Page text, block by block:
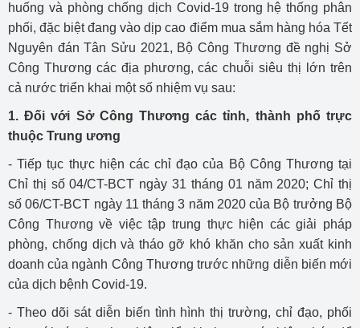
huống và phòng chống dịch Covid-19 trong hệ thống phân
phối, đặc biệt đang vào dịp cao điểm mua sắm hàng hóa Tết
Nguyên đán Tân Sửu 2021, Bộ Công Thương đề nghị Sở
Công Thương các địa phương, các chuỗi siêu thị lớn trên
cả nước triển khai một số nhiệm vụ sau:
1. Đối với Sở Công Thương các tỉnh, thành phố trực
thuộc Trung ương
- Tiếp tục thực hiện các chỉ đạo của Bộ Công Thương tại
Chỉ thị số 04/CT-BCT ngày 31 tháng 01 năm 2020; Chỉ thị
số 06/CT-BCT ngày 11 tháng 3 năm 2020 của Bộ trưởng Bộ
Công Thương về việc tập trung thực hiện các giải pháp
phòng, chống dịch và tháo gỡ khó khăn cho sản xuất kinh
doanh của ngành Công Thương trước những diễn biến mới
của dịch bệnh Covid-19.
- Theo dõi sát diễn biến tình hình thị trường, chỉ đạo, phối